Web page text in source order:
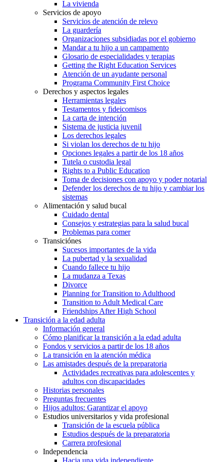
La vivienda
Servicios de apoyo
Servicios de atención de relevo
La guardería
Organizaciones subsidiadas por el gobierno
Mandar a tu hijo a un campamento
Glosario de especialidades y terapias
Getting the Right Education Services
Atención de un ayudante personal
Programa Community First Choice
Derechos y aspectos legales
Herramientas legales
Testamentos y fideicomisos
La carta de intención
Sistema de justicia juvenil
Los derechos legales
Si violan los derechos de tu hijo
Opciones legales a partir de los 18 años
Tutela o custodia legal
Rights to a Public Education
Toma de decisiones con apoyo y poder notarial
Defender los derechos de tu hijo y cambiar los
sistemas
Alimentación y salud bucal
Cuidado dental
Consejos y estrategias para la salud bucal
Problemas para comer
Transiciónes
Sucesos importantes de la vida
La pubertad y la sexualidad
Cuando fallece tu hijo
La mudanza a Texas
Divorce
Planning for Transition to Adulthood
Transition to Adult Medical Care
Friendships After High School
Transición a la edad adulta
Información general
Cómo planificar la transición a la edad adulta
Fondos y servicios a partir de los 18 años
La transición en la atención médica
Las amistades después de la preparatoria
Actividades recreativas para adolescentes y
adultos con discapacidades
Historias personales
Preguntas frecuentes
Hijos adultos: Garantizar el apoyo
Estudios universitarios y vida profesional
Transición de la escuela pública
Estudios después de la preparatoria
Carrera profesional
Independencia
Hacia una vida independiente